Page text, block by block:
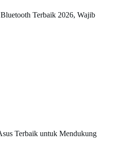
Terbaik 2026, Wajib
Terbaik untuk Mendukung